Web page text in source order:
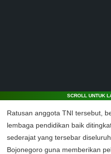
SCROLL UNTUK
Ratusan anggota TNI tersebut,
lembaga pendidikan baik
sederajat yang tersebar
Bojonegoro guna memberikan